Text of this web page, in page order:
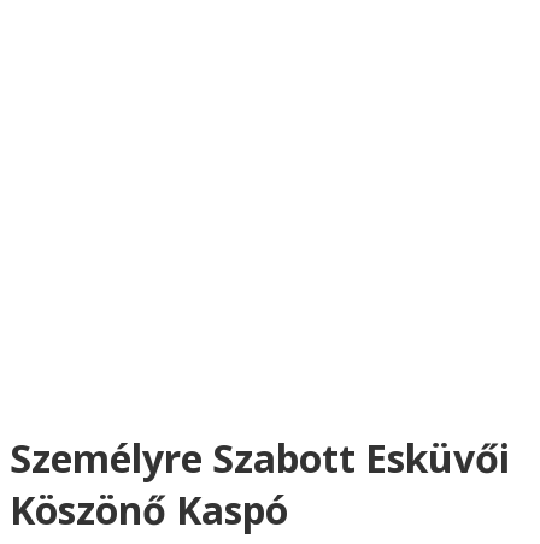
Személyre Szabott Esküvői
Köszönő Kaspó